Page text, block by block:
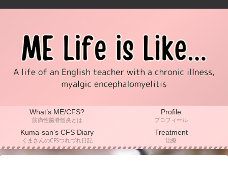
What’s ME/CFS?
筋痛性脳脊髄炎とは
Profile
プロフィール
Kuma-san’s CFS Diary
くまさんのCFSつれづれ日記
Treatment
治療